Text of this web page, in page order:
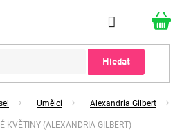
Hledat
Umělci Alexandria Gilbert
KVĚTINY (ALEXANDRIA GILBERT)